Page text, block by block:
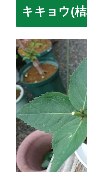
キキョウ(